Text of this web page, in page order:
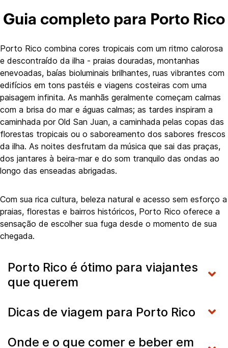
Guia completo para Porto Rico
Porto Rico combina cores tropicais com um ritmo calorosa
e descontraído da ilha - praias douradas, montanhas
enevoadas, baías bioluminais brilhantes, ruas vibrantes com
edifícios em tons pastéis e viagens costeiras com uma
paisagem infinita. As manhãs geralmente começam calmas
com a brisa do mar e águas calmas; as tardes inspiram a
caminhada por Old San Juan, a caminhada pelas copas das
florestas tropicais ou o saboreamento dos sabores frescos
da ilha. As noites desfrutam da música que sai das praças,
dos jantares à beira-mar e do som tranquilo das ondas ao
longo das enseadas abrigadas.
Com sua rica cultura, beleza natural e acesso sem esforço a
praias, florestas e bairros históricos, Porto Rico oferece a
sensação de escolher sua fuga desde o momento de sua
chegada.
Porto Rico é ótimo para viajantes
que querem
Dicas de viagem para Porto Rico
Onde e o que comer e beber em